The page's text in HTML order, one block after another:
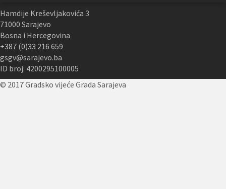
Hamdije Kreševljakovića 3
71000 Sarajevo
Bosna i Hercegovina
+387 (0)33 216 659
gsgv@sarajevo.ba
ID broj: 4200295100005
© 2017 Gradsko vijeće Grada Sarajeva